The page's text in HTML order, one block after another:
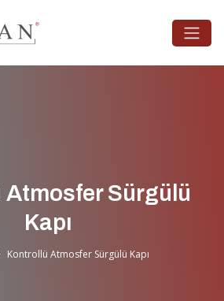
Atmosfer Sürgülü
Kapı
Kontrollü Atmosfer Sürgülü Kapı